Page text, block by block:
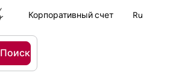
Корпоративный счет Ru
Поиск